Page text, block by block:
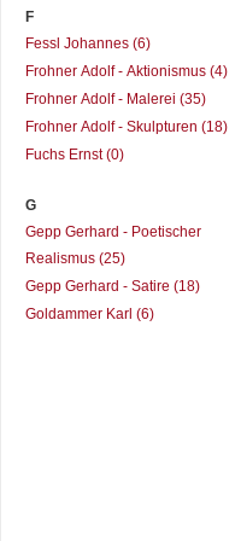
F
Fessl Johannes (6)
Frohner Adolf - Aktionismus (4)
Frohner Adolf - Malerei (35)
Frohner Adolf - Skulpturen (18)
Fuchs Ernst(0)
G
Gepp Gerhard - Poetischer
Realismus (25)
Gepp Gerhard - Satire (18)
Goldammer Karl (6)